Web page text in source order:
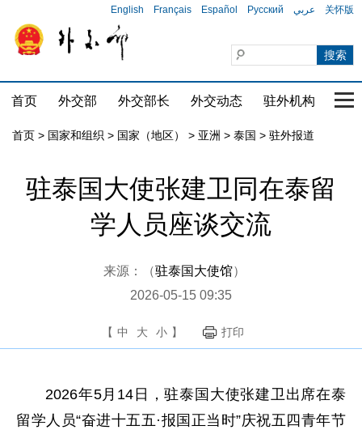
English Français Español Русский عربي 关怀版
首页 外交部 外交部长 外交动态 驻外机构 国
首页 > 国家和组织 > 国家（地区） > 亚洲 > 泰国 > 驻外报道
驻泰国大使张建卫同在泰留
学人员座谈交流
来源：（驻泰国大使馆）
2026-05-15 09:35
【 中 大 小 】 打印
2026年5月14日，驻泰国大使张建卫出席在泰
留学人员“奋进十五五·报国正当时”庆祝五四青年节